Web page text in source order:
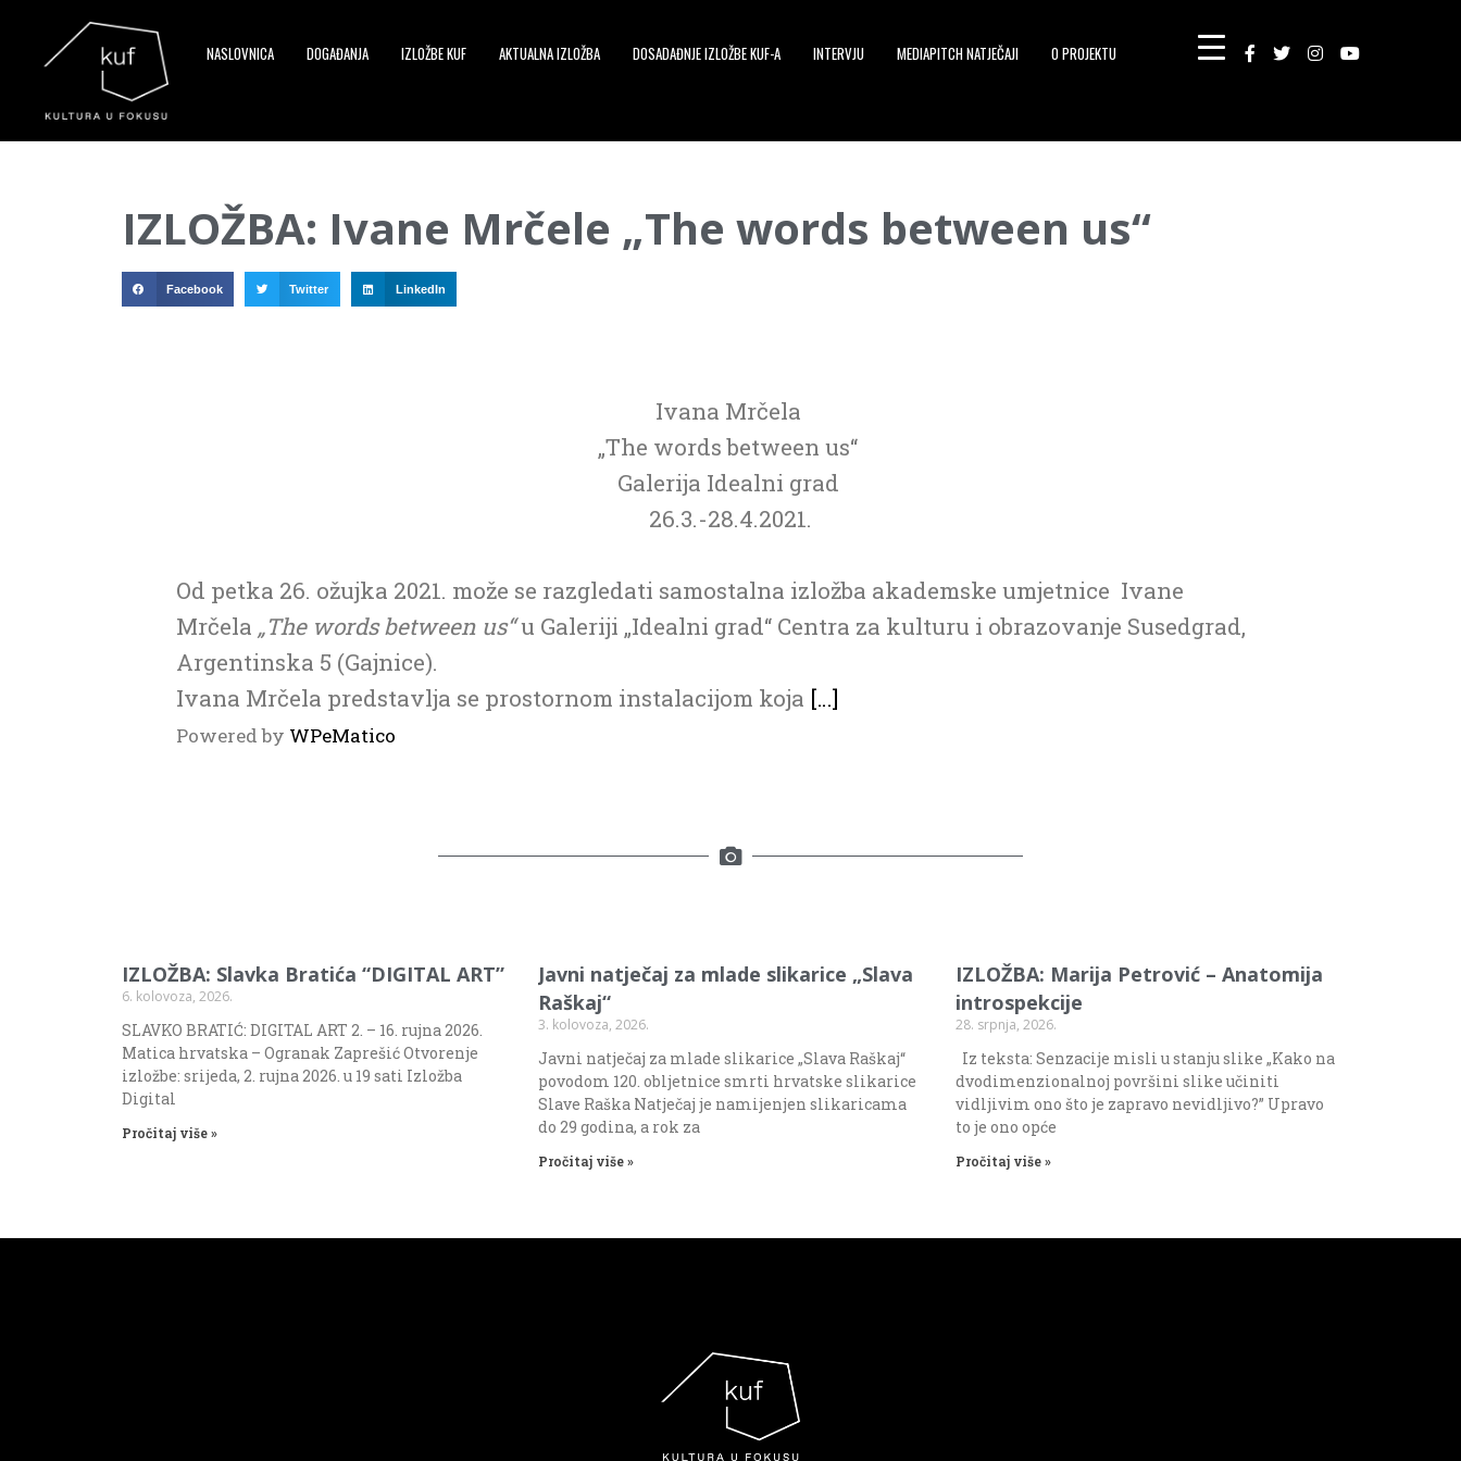
NASLOVNICA DOGAĐANJA IZLOŽBE KUF AKTUALNA IZLOŽBA DOSADAĐNJE IZLOŽBE KUF-A INTERVJU MEDIAPITCH NATJEČAJI O PROJEKTU
IZLOŽBA: Ivane Mrčele „The words between us“
Facebook Twitter LinkedIn
Ivana Mrčela
„The words between us“
Galerija Idealni grad
26.3.-28.4.2021.
Od petka 26. ožujka 2021. može se razgledati samostalna izložba akademske umjetnice Ivane
Mrčela „The words between us“u Galeriji „Idealni grad“ Centra za kulturu i obrazovanje Susedgrad,
Argentinska 5 (Gajnice).
Ivana Mrčela predstavlja se prostornom instalacijom koja […]
Powered by WPeMatico
IZLOŽBA: Slavka Bratića “DIGITAL ART”
6. kolovoza, 2026.
SLAVKO BRATIĆ: DIGITAL ART 2. – 16. rujna 2026.
Matica hrvatska – Ogranak Zaprešić Otvorenje
izložbe: srijeda, 2. rujna 2026. u 19 sati Izložba
Digital
Pročitaj više »
Javni natječaj za mlade slikarice „Slava
Raškaj“
3. kolovoza, 2026.
Javni natječaj za mlade slikarice „Slava Raškaj“
povodom 120. obljetnice smrti hrvatske slikarice
Slave Raška Natječaj je namijenjen slikaricama
do 29 godina, a rok za
Pročitaj više »
IZLOŽBA: Marija Petrović – Anatomija
introspekcije
28. srpnja, 2026.
Iz teksta: Senzacije misli u stanju slike „Kako na
dvodimenzionalnoj površini slike učiniti
vidljivim ono što je zapravo nevidljivo?” Upravo
to je ono opće
Pročitaj više »